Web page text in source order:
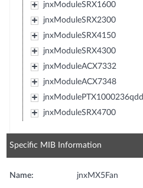
jnxModuleSRX1600
jnxModuleSRX2300
jnxModuleSRX4150
jnxModuleSRX4300
jnxModuleACX7332
jnxModuleACX7348
jnxModulePTX1000236qdd
jnxModuleSRX4700
Specific MIB Information
Name: jnxMX5Fan